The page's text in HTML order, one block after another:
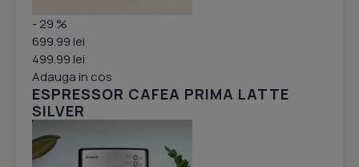
- 29 %
699.99 lei
499.99 lei
Adauga in cos
ESPRESSOR CAFEA PRIMA LATTE
SILVER